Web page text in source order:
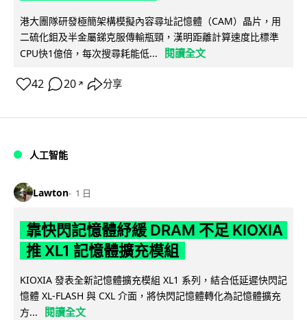
港大團隊研發極簡架構模擬內容尋址記憶體（CAM）晶片，用
二硫化鉬及半金屬銻克服傳輸瓶頸，漢明距離計算速度比標準
CPU快1億倍，每次搜尋耗能低...
閱讀全文
42 20 ↗ 分享
人工智能
Lawton 1 日
靠快閃記憶體紓緩 DRAM 不足 KIOXIA
推 XL1 記憶體擴充模組
KIOXIA 發表全新記憶體擴充模組 XL1 系列，結合低延遲快閃記
憶體 XL-FLASH 與 CXL 介面，將快閃記憶體轉化為記憶體擴充
方...
閱讀全文